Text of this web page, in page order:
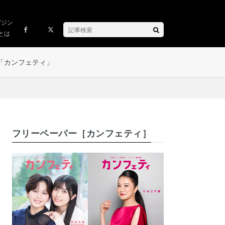
ン
は
ンフェティ」
フリーペーパー［カンフェティ］